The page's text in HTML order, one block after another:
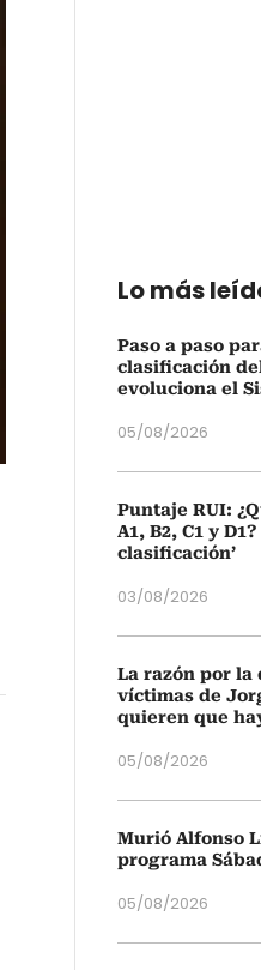
Lo más
Paso a paso
clasificación
evoluciona el
05/08/2026
Puntaje RUI:
A1, B2, C1 y
clasificación’
03/08/2026
La razón por la
víctimas de
quieren que
05/08/2026
Murió Alfonso
programa
05/08/2026